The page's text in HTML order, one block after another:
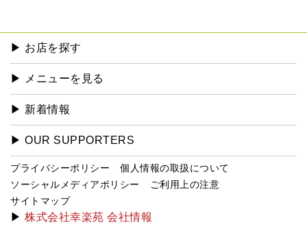
▶︎ お店を探す
▶︎ メニューを見る
▶︎ 新着情報
▶︎ OUR SUPPORTERS
プライバシーポリシー
個人情報の取扱について
ソーシャルメディアポリシー
ご利用上の注意
サイトマップ
▶ 株式会社幸楽苑 会社情報